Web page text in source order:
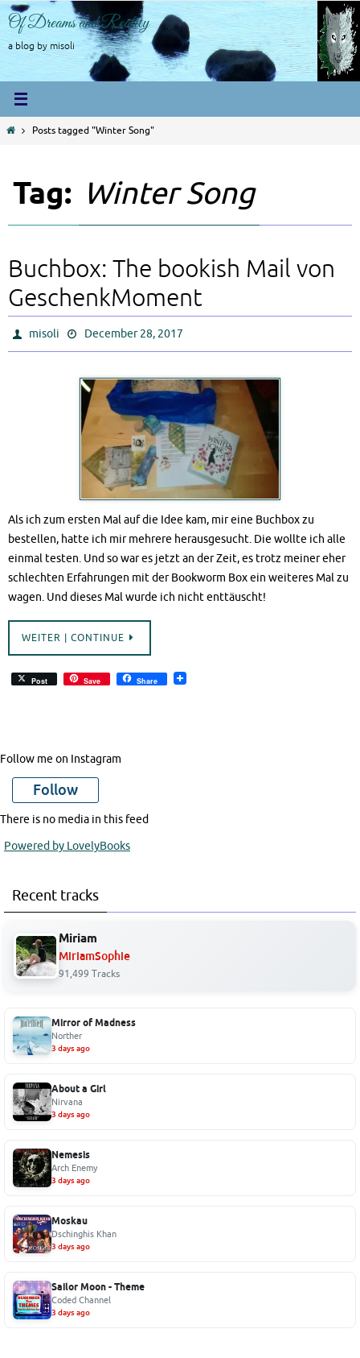
Skip
to
content
Of Dreams and Reality
a blog by misoli
HomePosts tagged "Winter Song"
Tag: Winter Song
Buchbox: The bookish Mail von
GeschenkMoment
misoli December 28, 2017
Als ich zum ersten Mal auf die Idee kam, mir eine Buchbox zu
bestellen, hatte ich mir mehrere herausgesucht. Die wollte ich alle
einmal testen. Und so war es jetzt an der Zeit, es trotz meiner eher
schlechten Erfahrungen mit der Bookworm Box ein weiteres Mal zu
wagen. Und dieses Mal wurde ich nicht enttäuscht!
WEITER | CONTINUE
Post Save Share
Follow me on Instagram
Follow
There is no media in this feed
Powered by LovelyBooks
Recent tracks
Miriam
MiriamSophie
91,499 Tracks
Mirror of Madness
Norther
3 days ago
About a Girl
Nirvana
3 days ago
Nemesis
Arch Enemy
3 days ago
Moskau
Dschinghis Khan
3 days ago
Sailor Moon - Theme
Coded Channel
3 days ago